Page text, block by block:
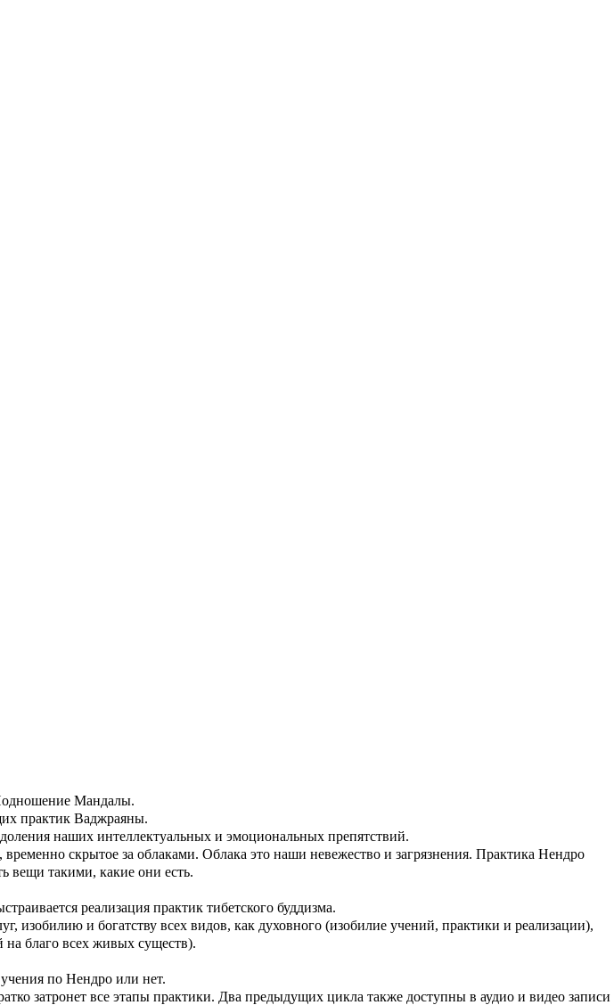
Мандалы.
практик Ваджраяны.
наших интеллектуальных и эмоциональных препятствий.
скрытое за облаками. Облака это наши невежество и загрязнения. Практика Нендро
вещи такими, какие они есть.
реализация практик тибетского буддизма.
изобилию и богатству всех видов, как духовного (изобилие учений, практики и реализации),
на благо всех живых существ).
по Нендро или нет.
затронет все этапы практики. Два предыдущих цикла также доступны в аудио и видео записи